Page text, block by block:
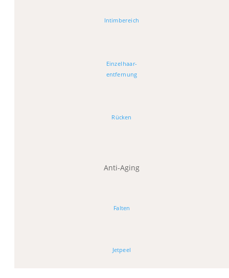
Intimbereich
Einzelhaar-
entfernung
Rücken
Anti-Aging
Falten
Jetpeel